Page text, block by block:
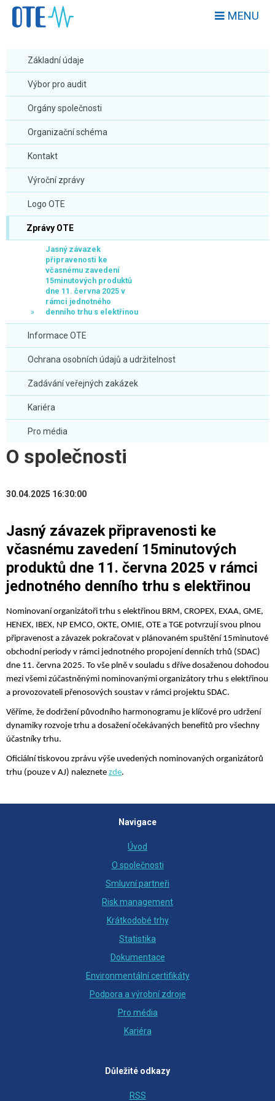
MENU
Základní údaje
Výbor pro audit
Orgány společnosti
Organizační schéma
Kontakt
Výroční zprávy
Logo OTE
Zprávy OTE
Jasný závazek
připravenosti ke
včasnému zavedení
15minutových produktů
dne 11. června 2025 v
rámci jednotného
denního trhu s elektřinou
Informace OTE
Ochrana osobních údajů a udržitelnost
Zadávání veřejných zakázek
Kariéra
Pro média
O společnosti
30.04.2025 16:30:00
Jasný závazek připravenosti ke
včasnému zavedení 15minutových
produktů dne 11. června 2025 v rámci
jednotného denního trhu s elektřinou
Nominovaní organizátoři trhu s elektřinou BRM, CROPEX, EXAA, GME,
HENEX, IBEX, NP EMCO, OKTE, OMIE, OTE a TGE potvrzují svou plnou
připravenost a závazek pokračovat v plánovaném spuštění 15minutové
obchodní periody v rámci jednotného propojení denních trhů (SDAC)
dne 11. června 2025. To vše plně v souladu s dříve dosaženou dohodou
mezi všemi zúčastněnými nominovanými organizátory trhu s elektřinou
a provozovateli přenosových soustav v rámci projektu SDAC.
Věříme, že dodržení původního harmonogramu je klíčové pro udržení
dynamiky rozvoje trhu a dosažení očekávaných benefitů pro všechny
účastníky trhu.
Oficiální tiskovou zprávu výše uvedených nominovaných organizátorů
trhu (pouze v AJ) naleznete zde.
Navigace
Úvod
O společnosti
Smluvní partneři
Risk management
Krátkodobé trhy
Statistika
Dokumentace
Environmentální certifikáty
Podpora a výrobní zdroje
Pro média
Kariéra
Důležité odkazy
RSS